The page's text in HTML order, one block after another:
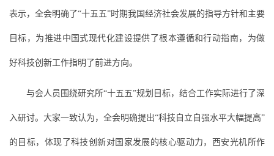
表示，全会明确了“十五五”时期我国经济社会发展的指导方针和主要
目标，为推进中国式现代化建设提供了根本遵循和行动指南，为做
好科技创新工作指明了前进方向。
与会人员围绕研究所“十五五”规划目标，结合工作实际进行了深
入研讨。大家一致认为，全会明确提出“科技自立自强水平大幅提高”
的目标，体现了科技创新对国家发展的核心驱动力，西安光机所作